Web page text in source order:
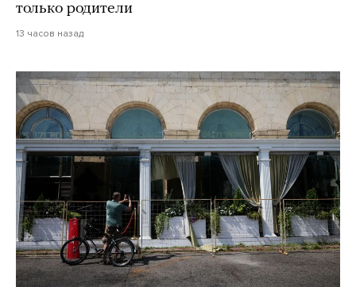
только родители
13 часов назад